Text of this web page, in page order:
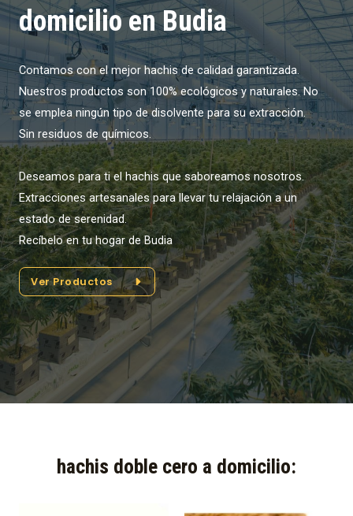
domicilio en Budia
Contamos con el mejor hachis de calidad garantizada.
Nuestros productos son 100% ecológicos y naturales. No
se emplea ningún tipo de disolvente para su extracción.
Sin residuos de químicos.
Deseamos para ti el hachis que saboreamos nosotros.
Extracciones artesanales para llevar tu relajación a un
estado de serenidad.
Recíbelo en tu hogar de Budia
Ver Productos
hachis doble cero a domicilio:​